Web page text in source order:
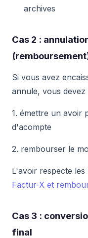
archives
Cas 2 :
Si vous avez
annule, vous devez
1. émettre un avoir
d'acompte
2. rembourser le
L'avoir respecte les
Factur-X et
Cas 3 :
final